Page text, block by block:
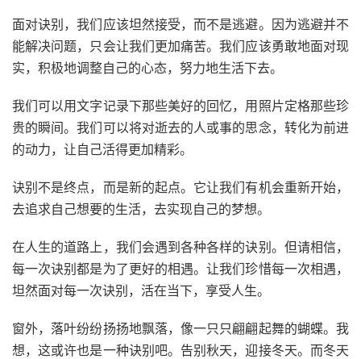
面对诀别，我们应该坦然接受，而不是逃避。因为逃避并不
能解决问题，只会让我们更加痛苦。我们应该勇敢地面对现
实，积极地调整自己的心态，努力地生活下去。
我们可以用文字记录下那些美好的回忆，用照片定格那些珍
贵的瞬间。我们可以将对逝去的人或事的思念，转化为前进
的动力，让自己活得更加精彩。
诀别不是终点，而是新的起点。它让我们有机会重新开始，
去追求自己想要的生活，去实现自己的梦想。
在人生的道路上，我们会遇到各种各样的诀别。但请相信，
每一次诀别都是为了更好的相遇。让我们珍惜每一次相遇，
坦然面对每一次诀别，活在当下，享受人生。
窗外，落叶纷纷扬扬地飘落，像一只只翩翩起舞的蝴蝶。我
想，这或许也是一种诀别吧。告别秋天，迎接冬天。而冬天